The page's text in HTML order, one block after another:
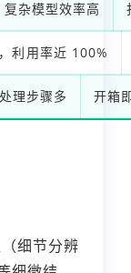
杂模型效率高
利用率近 100%
理步骤多 开箱
细节分辨